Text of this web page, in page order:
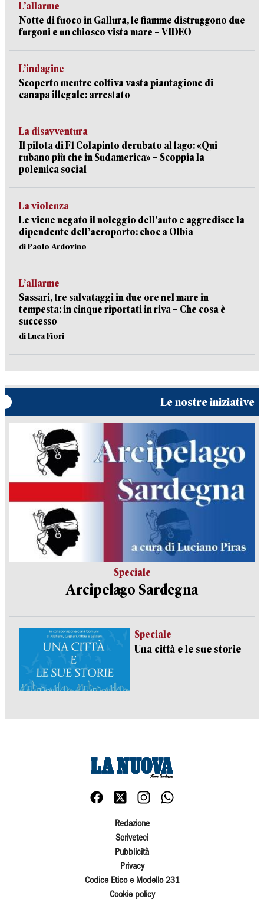
L’allarme
Notte di fuoco in Gallura, le fiamme distruggono due
furgoni e un chiosco vista mare – VIDEO
L’indagine
Scoperto mentre coltiva vasta piantagione di
canapa illegale: arrestato
La disavventura
Il pilota di F1 Colapinto derubato al lago: «Qui
rubano più che in Sudamerica» – Scoppia la
polemica social
La violenza
Le viene negato il noleggio dell’auto e aggredisce la
dipendente dell’aeroporto: choc a Olbia
di Paolo Ardovino
L’allarme
Sassari, tre salvataggi in due ore nel mare in
tempesta: in cinque riportati in riva – Che cosa è
successo
di Luca Fiori
Le nostre iniziative
Speciale
Arcipelago Sardegna
Speciale
Una città e le sue storie
Redazione
Scriveteci
Pubblicità
Privacy
Codice Etico e Modello 231
Cookie policy